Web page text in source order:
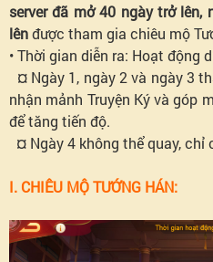
server đã mở 40 ngày trở
lênđược tham gia chiêu mộ
• Thời gian diễn ra: Hoạt động
¤ Ngày 1, ngày 2 và ngày 3
nhận mảnh Truyện Ký và góp
để tăng tiến độ.
¤ Ngày 4 không thể quay, chỉ
I. CHIÊU MỘ TƯỚNG HÁN: